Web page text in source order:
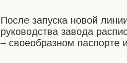
После запуска новой
руководства завода
– своеобразном паспорте